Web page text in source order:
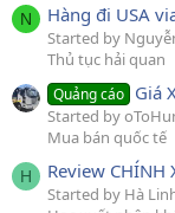
N Hàng đi USA
Started by
Thủ tục hải quan
Quảng cáo Giá
Started by
Mua bán quốc tế
H Review CHÍNH
Started by Hà